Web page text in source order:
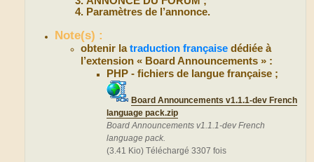
Paramètres de l’annonce.
Note(s) :
obtenir latraduction française dédiée à
l’extension « Board Announcements » :
PHP - fichiers de langue française ;
Board Announcements v1.1.1-dev French
language pack.zip
Board Announcements v1.1.1-dev French
language pack.
(3.41 Kio) Téléchargé 3307 fois